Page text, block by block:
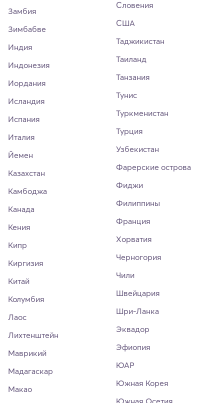
Замбия
Зимбабве
Индия
Индонезия
Иордания
Исландия
Испания
Италия
Йемен
Казахстан
Камбоджа
Канада
Кения
Кипр
Киргизия
Китай
Колумбия
Лаос
Лихтенштейн
Маврикий
Мадагаскар
Макао
Словения
США
Таджикистан
Таиланд
Танзания
Тунис
Туркменистан
Турция
Узбекистан
Фарерские острова
Фиджи
Филиппины
Франция
Хорватия
Черногория
Чили
Швейцария
Шри-Ланка
Эквадор
Эфиопия
ЮАР
Южная Корея